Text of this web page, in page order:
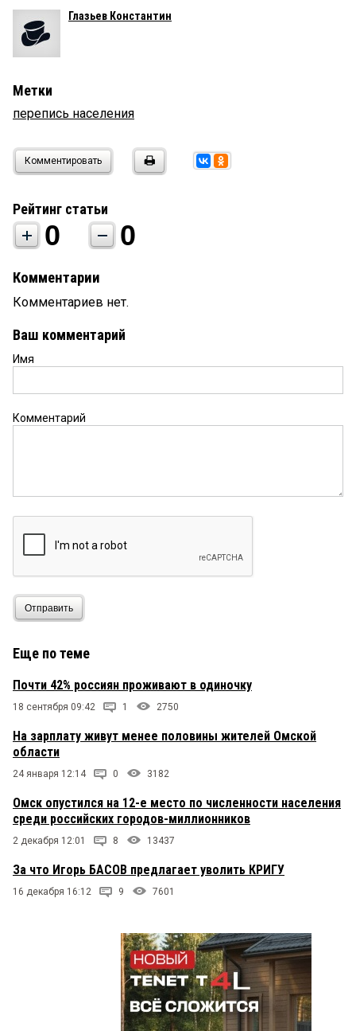
Глазьев Константин
Метки
перепись населения
Комментировать
Рейтинг статьи
0 0
Комментарии
Комментариев нет.
Ваш комментарий
Имя
Комментарий
Отправить
Еще по теме
Почти 42% россиян проживают в одиночку
18 сентября 09:42 1 2750
На зарплату живут менее половины жителей Омской
области
24 января 12:14 0 3182
Омск опустился на 12-е место по численности населения
среди российских городов-миллионников
2 декабря 12:01 8 13437
За что Игорь БАСОВ предлагает уволить КРИГУ
16 декабря 16:12 9 7601